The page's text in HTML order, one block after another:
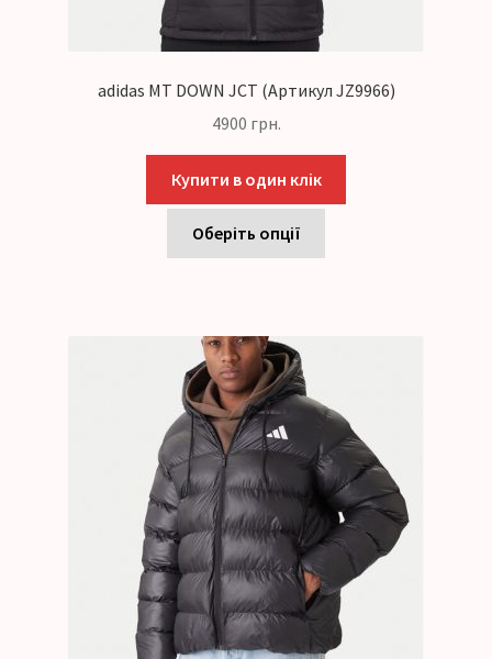
adidas MT DOWN JCT (Артикул JZ9966)
4900 грн.
Купити в один клік
Оберіть опції